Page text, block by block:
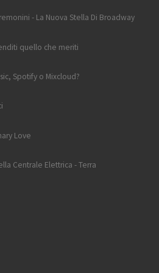
- La Nuova Stella Di Broadway
quello che meriti
Spotify o Mixcloud?
Love
Centrale Elettrica - Terra